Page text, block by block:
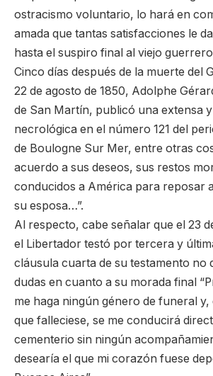
ostracismo voluntario, lo hará en
amada que tantas satisfacciones le
hasta el suspiro final al viejo
Cinco días después de la muerte del
22 de agosto de 1850, Adolphe
de San Martín, publicó una extensa
necrológica en el número 121 del
de Boulogne Sur Mer, entre otras
acuerdo a sus deseos, sus restos
conducidos a América para reposar
su esposa…”.
Al respecto, cabe señalar que el 23
el Libertador testó por tercera y
cláusula cuarta de su testamento no
dudas en cuanto a su morada final
me haga ningún género de funeral y,
que falleciese, se me conducirá
cementerio sin ningún
desearía el que mi corazón fuese